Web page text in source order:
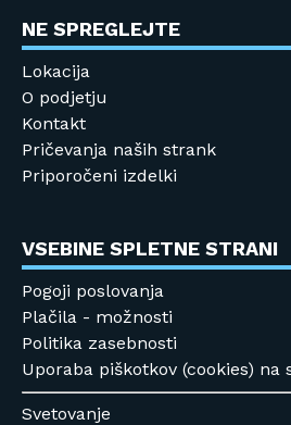
NE SPREGLEJTE
Lokacija
O podjetju
Kontakt
Pričevanja naših strank
Priporočeni izdelki
VSEBINE SPLETNE STRANI
Pogoji poslovanja
Plačila - možnosti
Politika zasebnosti
Uporaba piškotkov (cookies) na
Svetovanje